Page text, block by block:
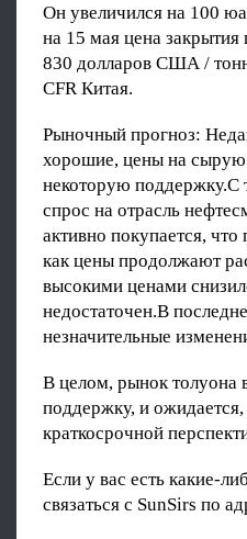
Он увеличился на 100
на 15 мая цена закрытия
830 долларов США /
CFR Китая.
Рыночный прогноз:
хорошие, цены на сырую
некоторую поддержку.С
спрос на отрасль
активно покупается,
как цены продолжают
высокими ценами
недостаточен.В
незначительные
В целом, рынок толуона
поддержку, и ожидается,
краткосрочной
Если у вас есть какие-
связаться с SunSirs по